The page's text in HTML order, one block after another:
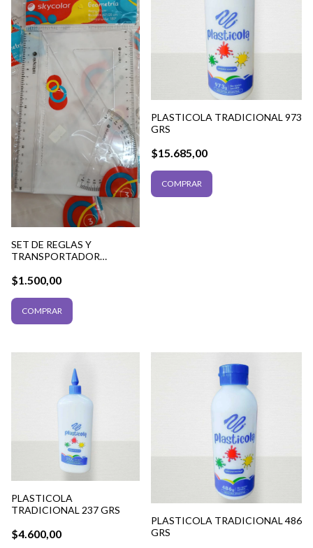
SET DE REGLAS Y
TRANSPORTADOR
$1.500,00
PLASTICOLA TRADICIONAL 973
GRS
$15.685,00
PLASTICOLA
TRADICIONAL 237 GRS
$4.600,00
PLASTICOLA TRADICIONAL 486
GRS